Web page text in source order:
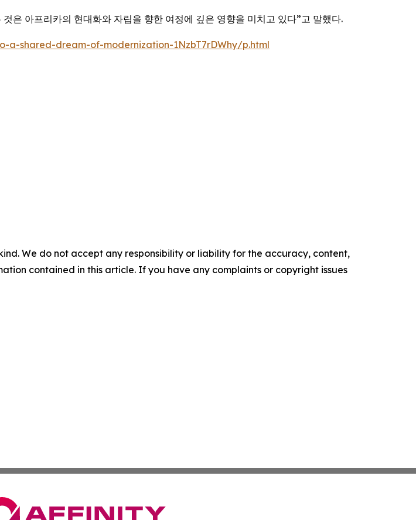
은 아프리카의 현대화와 자립을 향한 여정에 깊은 영향을 미치고 있다”고 말했다.
shared-dream-of-modernization-1NzbT7rDWhy/p.html
We do not accept any responsibility or liability for the accuracy, content,
contained in this article. If you have any complaints or copyright issues